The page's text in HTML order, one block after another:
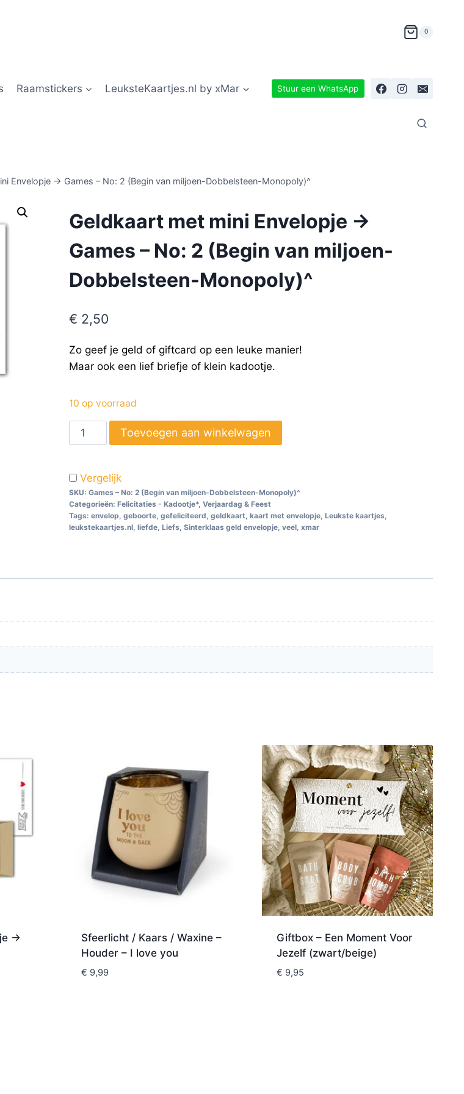
0
Raamstickers LeuksteKaartjes.nl by xMar Stuur een WhatsApp
Envelopje -> Games – No: 2 (Begin van miljoen-Dobbelsteen-Monopoly)^
Geldkaart met mini Envelopje ->
Games – No: 2 (Begin van miljoen-
Dobbelsteen-Monopoly)^
€ 2,50
Zo geef je geld of giftcard op een leuke manier!
Maar ook een lief briefje of klein kadootje.
10 op voorraad
Toevoegen aan winkelwagen
Vergelijk
SKU: Games – No: 2 (Begin van miljoen-Dobbelsteen-Monopoly)^
Categorieën: Felicitaties - Kadootje*, Verjaardag & Feest
Tags: envelop geboorte, gefeliciteerd geldkaart kaart met envelopje, Leukste kaartjes
leukstekaartjes.nl, liefde, Liefs Sinterklaas geld envelopje, veel, xmar
->
Sfeerlicht / Kaars / Waxine –
Houder – I love you
€ 9,99
Giftbox – Een Moment Voor
Jezelf (zwart/beige)
€ 9,95